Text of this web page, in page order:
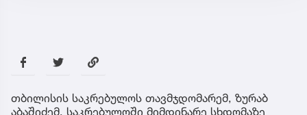
თბილისის საკრებულოს თავმჯდომარემ, ზურაბ
აბაშიძემ, საკრებულოში მიმდინარე სხდომაზე